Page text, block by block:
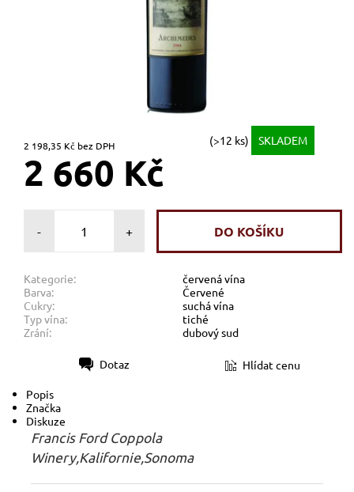
2 198,35 Kč bez DPH (>12 ks) SKLADEM
2 660 Kč
- +
Kategorie:
červená vína
Barva:
Červené
Cukry:
suchá vína
Typ vína:
tiché
Zrání:
dubový sud
Dotaz Hlídat cenu
Popis
Značka
Diskuze
Francis Ford Coppola
Winery,Kalifornie,Sonoma